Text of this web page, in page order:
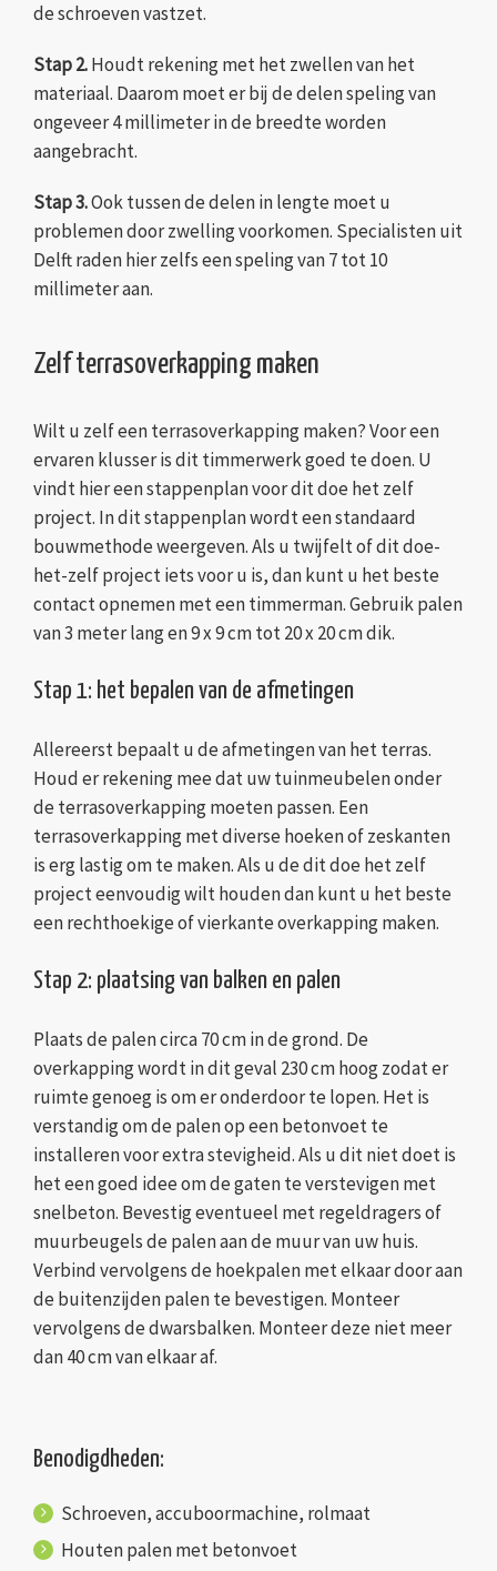
de schroeven vastzet.
Stap 2.Houdt rekening met het zwellen van het
materiaal. Daarom moet er bij de delen speling van
ongeveer 4 millimeter in de breedte worden
aangebracht.
Stap 3.Ook tussen de delen in lengte moet u
problemen door zwelling voorkomen. Specialisten uit
Delft raden hier zelfs een speling van 7 tot 10
millimeter aan.
Zelf terrasoverkapping maken
Wilt u zelf een terrasoverkapping maken? Voor een
ervaren klusser is dit timmerwerk goed te doen. U
vindt hier een stappenplan voor dit doe het zelf
project. In dit stappenplan wordt een standaard
bouwmethode weergeven. Als u twijfelt of dit doe-
het-zelf project iets voor u is, dan kunt u het beste
contact opnemen met een timmerman. Gebruik palen
van 3 meter lang en 9 x 9 cm tot 20 x 20 cm dik.
Stap 1: het bepalen van de afmetingen
Allereerst bepaalt u de afmetingen van het terras.
Houd er rekening mee dat uw tuinmeubelen onder
de terrasoverkapping moeten passen. Een
terrasoverkapping met diverse hoeken of zeskanten
is erg lastig om te maken. Als u de dit doe het zelf
project eenvoudig wilt houden dan kunt u het beste
een rechthoekige of vierkante overkapping maken.
Stap 2: plaatsing van balken en palen
Plaats de palen circa 70 cm in de grond. De
overkapping wordt in dit geval 230 cm hoog zodat er
ruimte genoeg is om er onderdoor te lopen. Het is
verstandig om de palen op een betonvoet te
installeren voor extra stevigheid. Als u dit niet doet is
het een goed idee om de gaten te verstevigen met
snelbeton. Bevestig eventueel met regeldragers of
muurbeugels de palen aan de muur van uw huis.
Verbind vervolgens de hoekpalen met elkaar door aan
de buitenzijden palen te bevestigen. Monteer
vervolgens de dwarsbalken. Monteer deze niet meer
dan 40 cm van elkaar af.
Benodigdheden:
Schroeven, accuboormachine, rolmaat
Houten palen met betonvoet